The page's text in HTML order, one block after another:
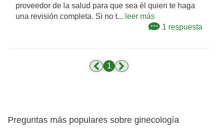
proveedor de la salud para que sea él quien te haga
una revisión completa. Si no t... leer más
1 respuesta
1
Preguntas más populares sobre ginecología